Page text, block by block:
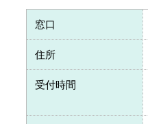
窓口
住所
受付時間